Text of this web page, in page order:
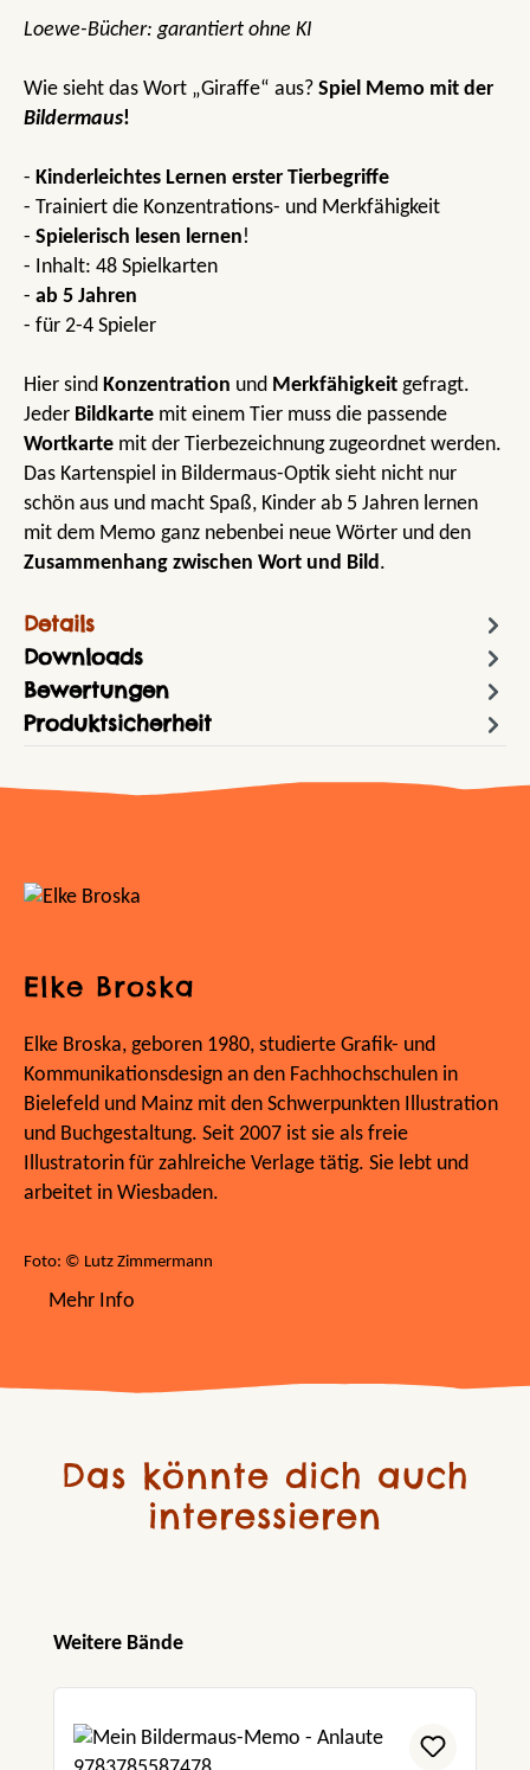
Loewe-Bücher: garantiert ohne KI
Wie sieht das Wort „Giraffe“ aus? Spiel Memo mit der
Bildermaus!
- Kinderleichtes Lernen erster Tierbegriffe
- Trainiert die Konzentrations- und Merkfähigkeit
- Spielerisch lesen lernen!
- Inhalt: 48 Spielkarten
- ab 5 Jahren
- für 2-4 Spieler
Hier sind Konzentration und Merkfähigkeit gefragt.
Jeder Bildkarte mit einem Tier muss die passende
Wortkarte mit der Tierbezeichnung zugeordnet werden.
Das Kartenspiel in Bildermaus-Optik sieht nicht nur
schön aus und macht Spaß, Kinder ab 5 Jahren lernen
mit dem Memo ganz nebenbei neue Wörter und den
Zusammenhang zwischen Wort und Bild.
Details
Downloads
Bewertungen
Produktsicherheit
Elke Broska
Elke Broska, geboren 1980, studierte Grafik- und
Kommunikationsdesign an den Fachhochschulen in
Bielefeld und Mainz mit den Schwerpunkten Illustration
und Buchgestaltung. Seit 2007 ist sie als freie
Illustratorin für zahlreiche Verlage tätig. Sie lebt und
arbeitet in Wiesbaden.
Foto: © Lutz Zimmermann
Mehr Info
Das könnte dich auch
interessieren
Produktgalerie überspringen
Weitere Bände